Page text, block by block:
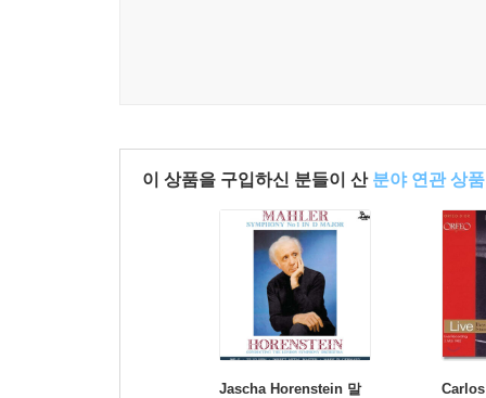
이 상품을 구입하신 분들이 산 분야 연관 상품
Jascha Horenstein 말